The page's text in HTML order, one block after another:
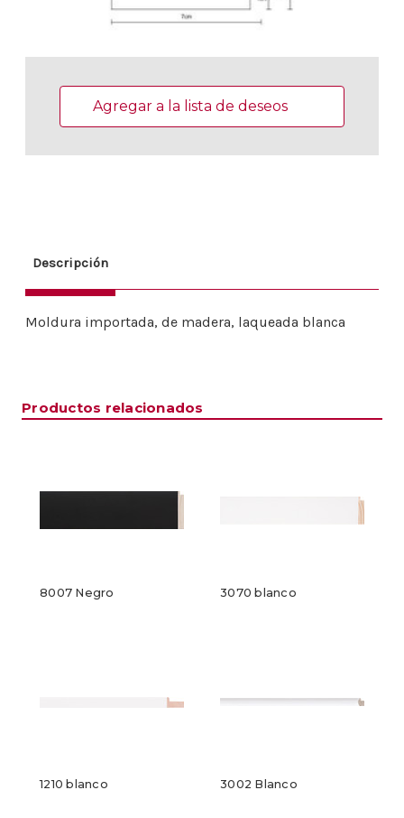
actuales:Agregar a la lista de deseos
Descripción
Moldura importada, de madera, laqueada blanca
Productos relacionados
8007 Negro 3070 blanco
1210 blanco 3002 Blanco